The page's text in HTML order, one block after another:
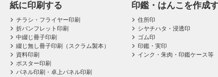
紙に印刷する
チラシ・フライヤー印刷
折パンフレット印刷
中綴じ冊子印刷
綴じ無し冊子印刷（スクラム製本）
資料印刷
ポスター印刷
パネル印刷・卓上パネル印刷
印鑑・はんこを作成
住所印
シヤチハタ・浸透印
ゴム印
印鑑・実印
インク・朱肉・印鑑ケース等